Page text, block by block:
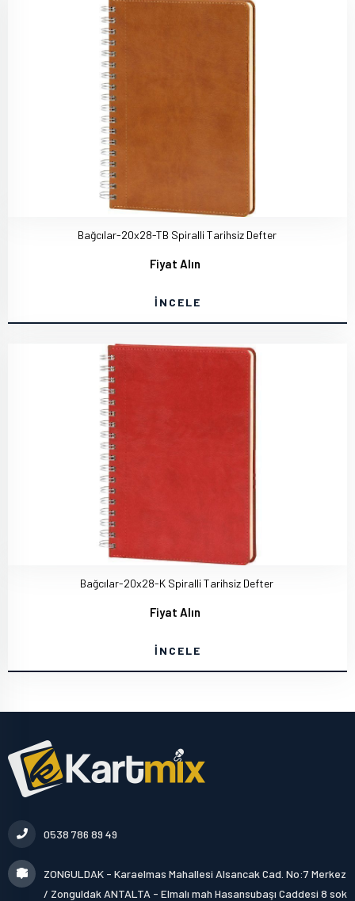
Bağcılar-20x28-TB Spiralli Tarihsiz Defter
Fiyat Alın
İNCELE
Bağcılar-20x28-K Spiralli Tarihsiz Defter
Fiyat Alın
İNCELE
0538 786 89 49
ZONGULDAK - Karaelmas Mahallesi Alsancak Cad. No:7 Merkez
/ Zonguldak ANTALTA - Elmalı mah Hasansubaşı Caddesi 8 sok